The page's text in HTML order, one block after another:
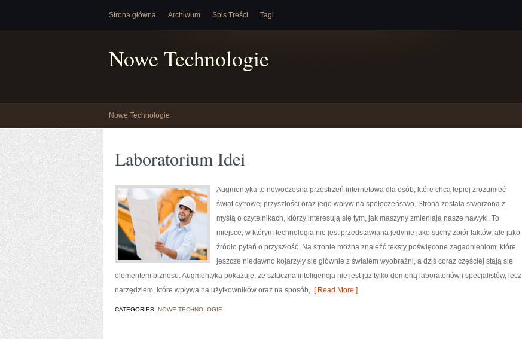
Strona główna Archiwum Spis Treści Tagi
Nowe Technologie
Nowe Technologie
Laboratorium Idei
Augmentyka to nowoczesna przestrzeń internetowa dla osób, które chcą lepiej zrozumieć
świat cyfrowej przyszłości oraz jego wpływ na społeczeństwo. Strona została stworzona z
myślą o czytelnikach, którzy interesują się tym, jak maszyny zmieniają nasze nawyki. To
miejsce, w którym technologia nie jest przedstawiana jedynie jako suchy zbiór faktów, ale jako
źródło pytań o przyszłość. Na stronie można znaleźć teksty poświęcone zagadnieniom, które
jeszcze niedawno kojarzyły się głównie z światem wyobraźni, a dziś coraz częściej stają się
elementem biznesu. Augmentyka pokazuje, że sztuczna inteligencja nie jest już tylko domeną laboratoriów i specjalistów, lecz
narzędziem, które wpływa na użytkowników oraz na sposób, [ Read More ]
CATEGORIES: NOWE TECHNOLOGIE